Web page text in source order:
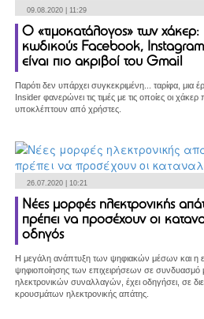
09.08.2020 | 11:29
Ο «τιμοκατάλογος» των
κωδικούς Facebook, Instagram
είναι πιο ακριβοί του Gmail
Παρότι δεν υπάρχει συγκεκριμένη... ταρίφα, μια
Insider φανερώνει τις τιμές με τις οποίες οι
υποκλέπτουν από χρήστες.
26.07.2020 | 10:21
Νέες μορφές ηλεκτρονικής
πρέπει να προσέχουν οι
οδηγός
H μεγάλη ανάπτυξη των ψηφιακών μέσων και η
ψηφιοποίησης των επιχειρήσεων σε συνδυασμό
ηλεκτρονικών συναλλαγών, έχει οδηγήσει, σε
κρουσμάτων ηλεκτρονικής απάτης.